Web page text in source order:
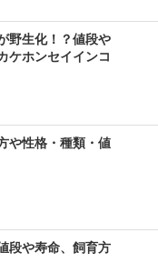
野生化！？値段や
ケホンセイインコ
や性格・種類・値
段や寿命、飼育方